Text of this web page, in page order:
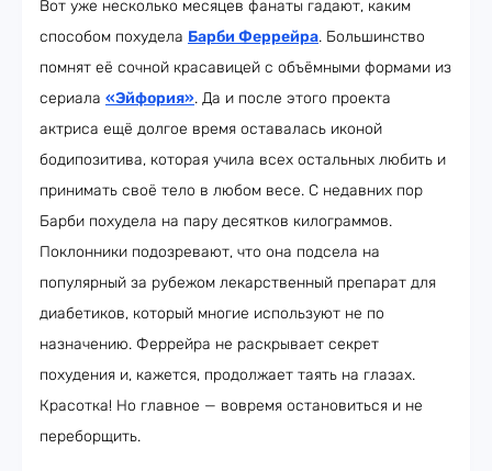
Вот уже несколько месяцев фанаты гадают, каким
способом похудела Барби Феррейра. Большинство
помнят её сочной красавицей с объёмными формами из
сериала «Эйфория». Да и после этого проекта
актриса ещё долгое время оставалась иконой
бодипозитива, которая учила всех остальных любить и
принимать своё тело в любом весе. С недавних пор
Барби похудела на пару десятков килограммов.
Поклонники подозревают, что она подсела на
популярный за рубежом лекарственный препарат для
диабетиков, который многие используют не по
назначению. Феррейра не раскрывает секрет
похудения и, кажется, продолжает таять на глазах.
Красотка! Но главное — вовремя остановиться и не
переборщить.